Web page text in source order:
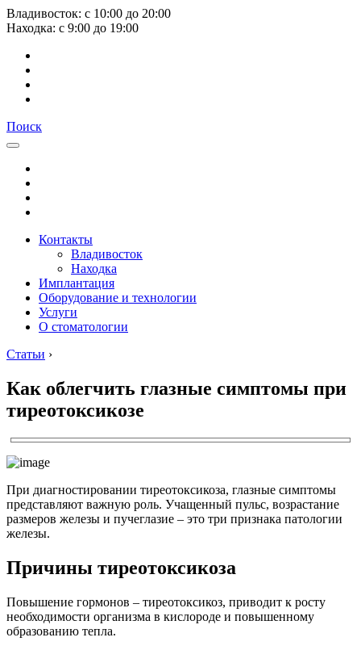
Владивосток: с 10:00 до 20:00
Находка: с 9:00 до 19:00
Поиск
Контакты
Владивосток
Находка
Имплантация
Оборудование и технологии
Услуги
О стоматологии
Статьи ›
Как облегчить глазные симптомы при
тиреотоксикозе
При диагностировании тиреотоксикоза, глазные симптомы
представляют важную роль. Учащенный пульс, возрастание
размеров железы и пучеглазие – это три признака патологии
железы.
Причины тиреотоксикоза
Повышение гормонов – тиреотоксикоз, приводит к росту
необходимости организма в кислороде и повышенному
образованию тепла.